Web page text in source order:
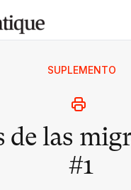
SUPLEMENTO
de las
#1